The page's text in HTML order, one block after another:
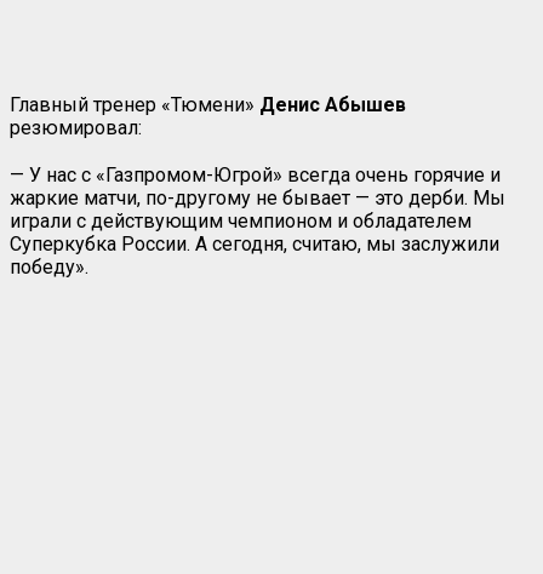
Главный тренер «Тюмени» Денис Абышев
резюмировал:
— У нас с «Газпромом-Югрой» всегда очень горячие и
жаркие матчи, по-другому не бывает — это дерби. Мы
играли с действующим чемпионом и обладателем
Суперкубка России. А сегодня, считаю, мы заслужили
победу».